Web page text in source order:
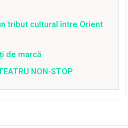
tribut cultural între Orient
de marcă
NON-STOP